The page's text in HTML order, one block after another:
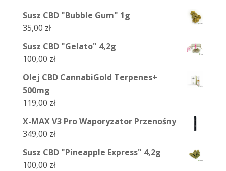
Susz CBD "Bubble Gum" 1g
35,00 zł
Susz CBD "Gelato" 4,2g
100,00 zł
Olej CBD CannabiGold Terpenes+
500mg
119,00 zł
X-MAX V3 Pro Waporyzator Przenośny
349,00 zł
Susz CBD "Pineapple Express" 4,2g
100,00 zł